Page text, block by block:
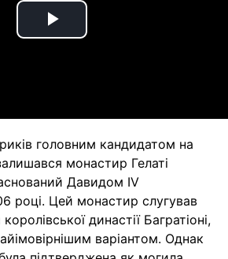
Play
головним кандидатом на
монастир Гелаті
Давидом IV
році. Цей монастир слугував
династії Багратіоні,
варіантом. Однак